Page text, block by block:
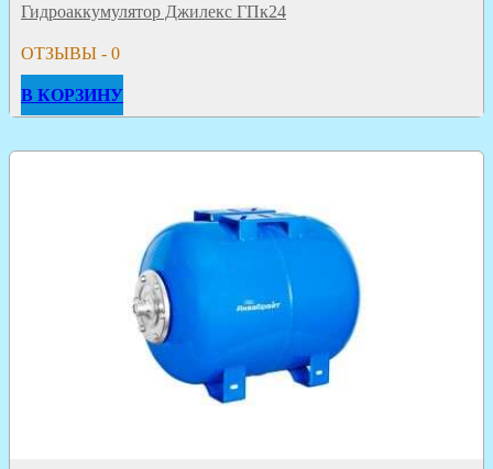
Гидроаккумулятор Джилекс ГПк24
ОТЗЫВЫ - 0
В КОРЗИНУ